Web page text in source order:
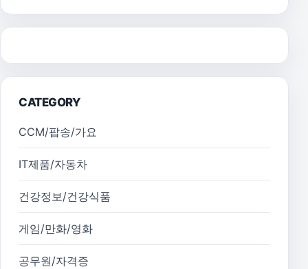
CATEGORY
CCM/팝송/가요
IT제품/자동차
건강정보/건강식품
게임/만화/영화
공무원/자격증